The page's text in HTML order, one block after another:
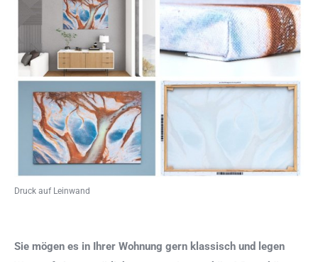
Druck auf Leinwand
Sie mögen es in Ihrer Wohnung gern klassisch und legen